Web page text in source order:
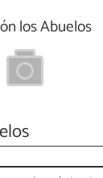
los Abuelos